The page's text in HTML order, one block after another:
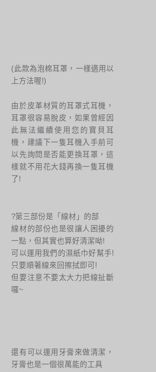
(此款為泡棉耳罩，一樣適用以
上方法喔!)
由於皮革材質的耳罩式耳機，
耳罩很容易脫皮，如果曾經因
此無法繼續使用您的寶貝耳
機，建議下一隻耳機入手前可
以先詢問是否能更換耳罩，這
樣就不用花大錢再換一隻耳機
了!
?第三部份是「線材」的部
線材的部份也是很讓人困擾的
一點，但其實也算好清潔呦!
可以運用我們的濕紙巾好幫手!
只要順著線來回擦拭即可!
但要注意不要太大力把線扯斷
囉~
還有可以運用牙膏來做清潔，
牙膏也是一個很萬能的工具